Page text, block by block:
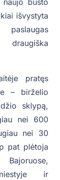
būsto
išvystyta
draugiška
pratęs
– birželio
sklypą,
nei 600
nei 30
pat plėtoja
ir